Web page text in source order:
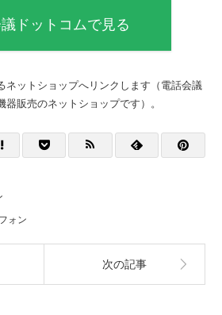
ドットコムで見る
ットショップへリンクします（電話会議
器販売のネットショップです）。
ォン
次の記事